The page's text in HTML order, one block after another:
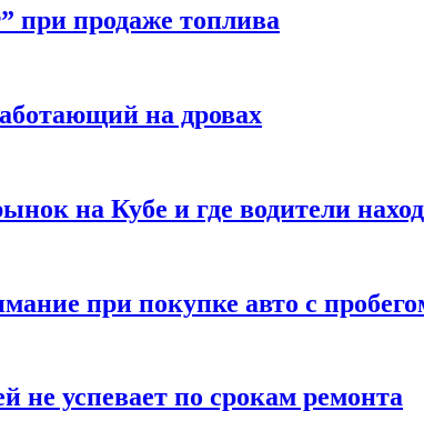
при продаже топлива
на дровах
на Кубе и где водители
при покупке авто с
не успевает по срокам ремонта